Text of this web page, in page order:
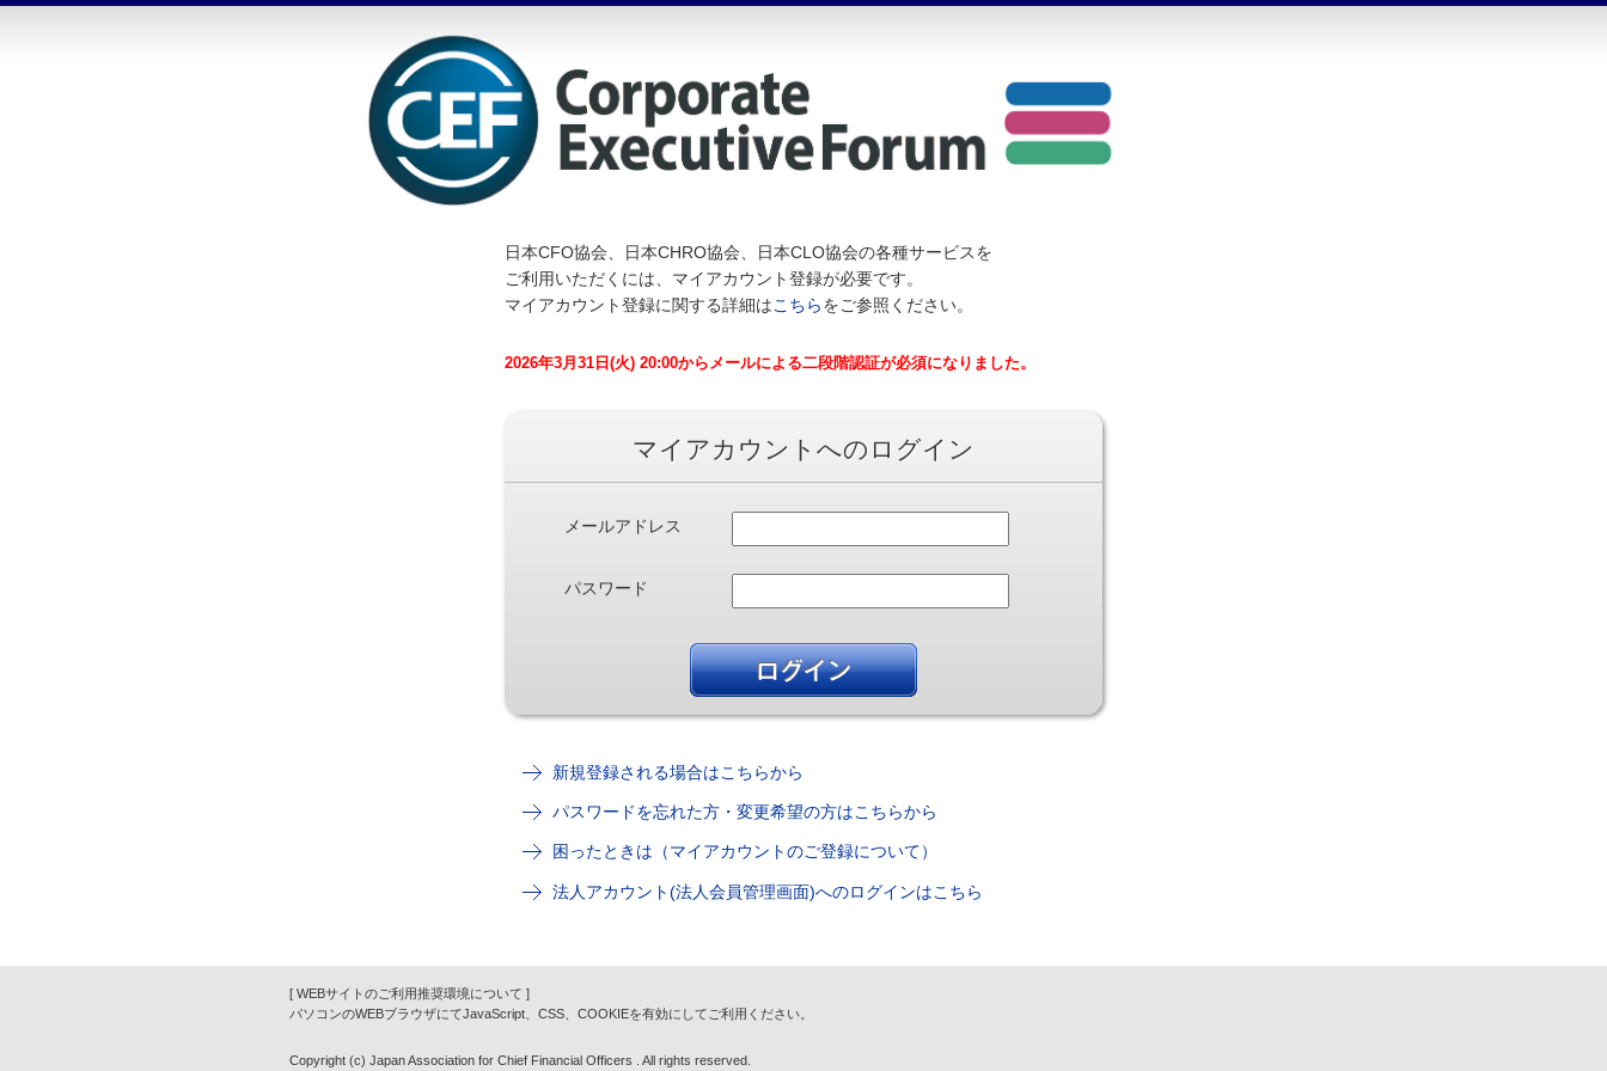
日本CFO協会、日本CHRO協会、日本CLO協会の各種サービスを
ご利用いただくには、マイアカウント登録が必要です。
マイアカウント登録に関する詳細はこちらをご参照ください。
2026年3月31日(火) 20:00からメールによる二段階認証が必須になりました。
マイアカウントへのログイン
メールアドレス
パスワード
新規登録される場合はこちらから
パスワードを忘れた方・変更希望の方はこちらから
困ったときは（マイアカウントのご登録について）
法人アカウント(法人会員管理画面)へのログインはこちら
[ WEBサイトのご利用推奨環境について ]
パソコンのWEBブラウザにてJavaScript、CSS、COOKIEを有効にしてご利用ください。
Copyright (c) Japan Association for Chief Financial Officers . All rights reserved.